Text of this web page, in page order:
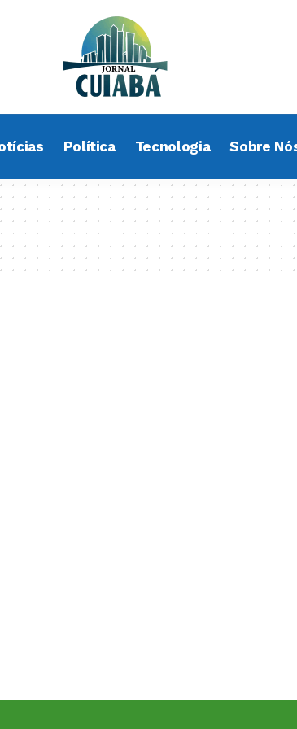
Política Tecnologia Sobre